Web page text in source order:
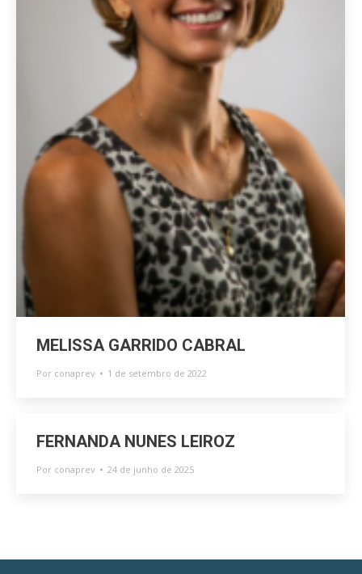
MELISSA GARRIDO CABRAL
Por conaprev 1 de setembro de 2022
FERNANDA NUNES LEIROZ
Por conaprev 24 de junho de 2025